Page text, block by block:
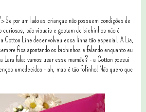
por um lado as crianças não possuem condições de
curiosas, são visuais e gostam de bichinhos não é
Cotton Line desenvolveu essa linha tão especial. A Lia,
fica apontando os bichinhos e falando enquanto eu
Lara fala: vamos usar esse mamãe? - a Cotton possui
umedecidos - ah, mas é tão fofinho! Não quero que